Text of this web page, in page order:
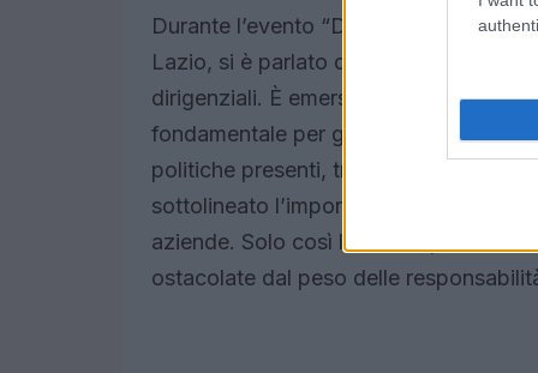
Durante l’evento “Donne al lavoro:
Lazio, si è parlato di temi cruciali
dirigenziali. È emersa l’urgenza di
fondamentale per garantire un futuro
politiche presenti, tra cui l’assessore
sottolineato l’importanza di un
aziende. Solo così le donne possono
ostacolate dal peso delle